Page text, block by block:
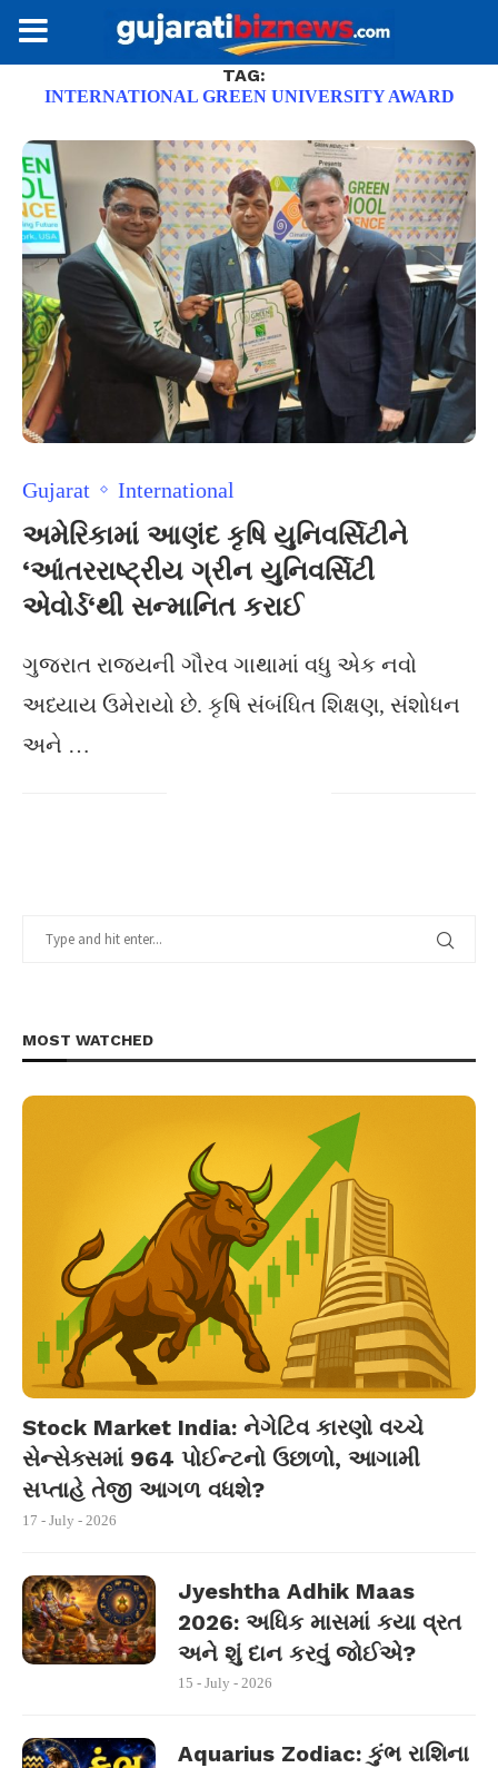
TAG:
INTERNATIONAL GREEN UNIVERSITY AWARD
Gujarat International
અમેરિકામાં આણંદ કૃષિ યુનિવર્સિટીને
‘આંતરરાષ્ટ્રીય ગ્રીન યુનિવર્સિટી
એવોર્ડ‘થી સન્માનિત કરાઈ
ગુજરાત રાજ્યની ગૌરવ ગાથામાં વધુ એક નવો
અધ્યાય ઉમેરાયો છે. કૃષિ સંબંધિત શિક્ષણ, સંશોધન
અને …
MOST WATCHED
Stock Market India: નેગેટિવ કારણો વચ્ચે
સેન્સેક્સમાં 964 પોઈન્ટનો ઉછાળો, આગામી
સપ્તાહે તેજી આગળ વધશે?
17 - July - 2026
Jyeshtha Adhik Maas
2026: અધિક માસમાં કયા વ્રત
અને શું દાન કરવું જોઈએ?
15 - July - 2026
Aquarius Zodiac: કુંભ રાશિના